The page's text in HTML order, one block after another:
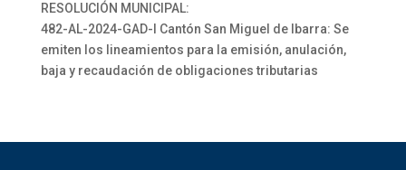
RESOLUCIÓN MUNICIPAL:
482-AL-2024-GAD-I Cantón San Miguel de Ibarra: Se
emiten los lineamientos para la emisión, anulación,
baja y recaudación de obligaciones tributarias